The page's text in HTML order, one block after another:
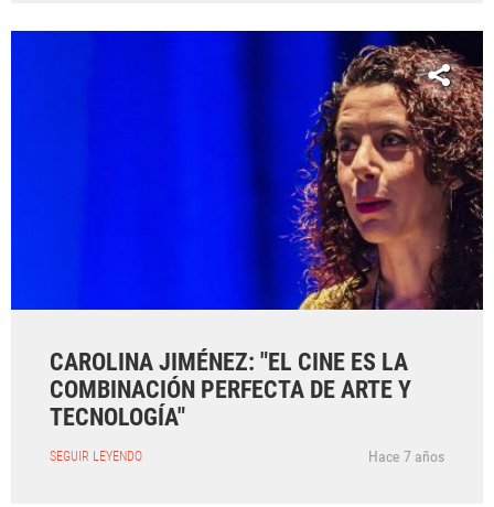
CAROLINA JIMÉNEZ: "EL CINE ES LA
COMBINACIÓN PERFECTA DE ARTE Y
TECNOLOGÍA"
SEGUIR LEYENDO Hace 7 años